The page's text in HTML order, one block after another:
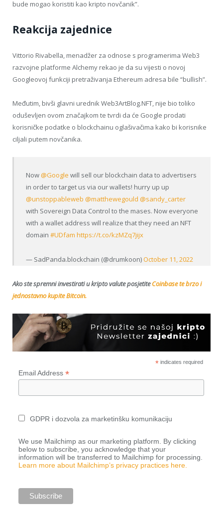
bude mogao koristiti kao kripto novčanik”.
Reakcija zajednice
Vittorio Rivabella, menadžer za odnose s programerima Web3
razvojne platforme Alchemy rekao je da su vijesti o novoj
Googleovoj funkciji pretraživanja Ethereum adresa bile “bullish”.
Međutim, bivši glavni urednik Web3ArtBlog.NFT, nije bio toliko
oduševljen ovom značajkom te tvrdi da će Google prodati
korisničke podatke o blockchainu oglašivačima kako bi korisnike
ciljali putem novčanika.
Now@Google will sell our blockchain data to advertisers
in order to target us via our wallets! hurry up up
@unstoppableweb @matthewegould @sandy_carter
with Sovereign Data Control to the mases. Now everyone
with a wallet address will realize that they need an NFT
domain#UDfam https://t.co/kzMZq7jijx
— SadPanda.blockchain (@drumkoon)October 11, 2022
Ako ste spremni investirati u kripto valute posjetiteCoinbase te brzo i
jednostavno kupite Bitcoin.
*indicates required
Email Address *
GDPR i dozvola za marketinšku komunikaciju
We use Mailchimp as our marketing platform. By clicking
below to subscribe, you acknowledge that your
information will be transferred to Mailchimp for processing.
Learn more about Mailchimp’s privacy practices here.